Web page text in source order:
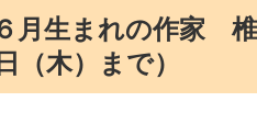
月生まれの作家
（木）まで）